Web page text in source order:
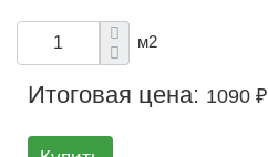
м2
Итоговая цена: 1090 ₽